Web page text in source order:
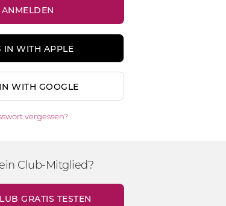
IN WITH APPLE
WITH GOOGLE
vergessen?
Club-Mitglied?
GRATIS TESTEN